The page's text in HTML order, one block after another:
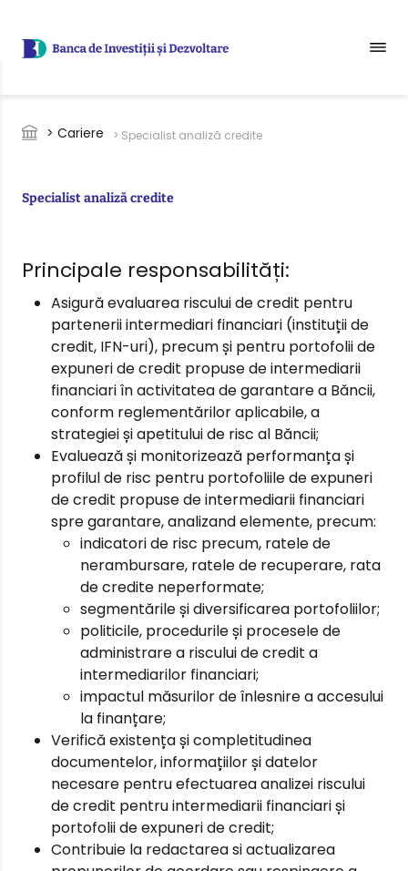
Breadcrumb
> Cariere > Specialist analiză credite
Specialist analiză credite
Principale responsabilități:
Asigură evaluarea riscului de credit pentru
partenerii intermediari financiari (instituții de
credit, IFN-uri), precum și pentru portofolii de
expuneri de credit propuse de intermediarii
financiari în activitatea de garantare a Băncii,
conform reglementărilor aplicabile, a
strategiei și apetitului de risc al Băncii;
Evaluează și monitorizează performanța și
profilul de risc pentru portofoliile de expuneri
de credit propuse de intermediarii financiari
spre garantare, analizand elemente, precum:
indicatori de risc precum, ratele de
nerambursare, ratele de recuperare, rata
de credite neperformate;
segmentările și diversificarea portofoliilor;
politicile, procedurile și procesele de
administrare a riscului de credit a
intermediarilor financiari;
impactul măsurilor de înlesnire a accesului
la finanțare;
Verifică existența și completitudinea
documentelor, informațiilor și datelor
necesare pentru efectuarea analizei riscului
de credit pentru intermediarii financiari și
portofolii de expuneri de credit;
Contribuie la redactarea si actualizarea